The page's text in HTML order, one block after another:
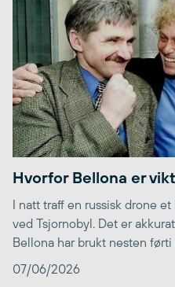
Hvorfor Bellona er
I natt traff en russisk drone
ved Tsjornobyl. Det er
Bellona har brukt nesten førti
07/06/2026